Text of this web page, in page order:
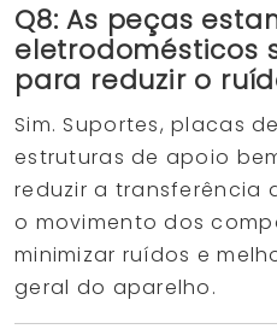
Q8: As peças
eletrodomésticos
para reduzir o
Sim. Suportes, placas
estruturas de apoio
reduzir a transferência
o movimento dos
minimizar ruídos e
geral do aparelho.